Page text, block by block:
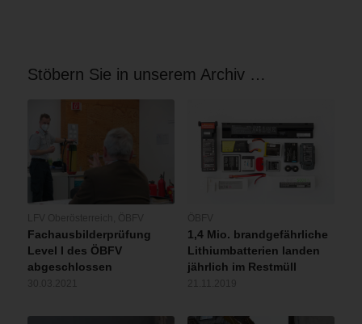
Stöbern Sie in unserem Archiv …
Fachausbilderprüfung
Level I des ÖBFV
abgeschlossen
1,4 Mio. brandgefährliche
Lithiumbatterien landen
jährlich im Restmüll